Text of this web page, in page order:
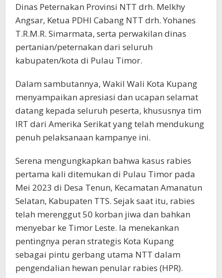
Dinas Peternakan Provinsi NTT drh. Melkhy
Angsar, Ketua PDHI Cabang NTT drh. Yohanes
T.R.M.R. Simarmata, serta perwakilan dinas
pertanian/peternakan dari seluruh
kabupaten/kota di Pulau Timor.
Dalam sambutannya, Wakil Wali Kota Kupang
menyampaikan apresiasi dan ucapan selamat
datang kepada seluruh peserta, khususnya tim
IRT dari Amerika Serikat yang telah mendukung
penuh pelaksanaan kampanye ini.
Serena mengungkapkan bahwa kasus rabies
pertama kali ditemukan di Pulau Timor pada
Mei 2023 di Desa Tenun, Kecamatan Amanatun
Selatan, Kabupaten TTS. Sejak saat itu, rabies
telah merenggut 50 korban jiwa dan bahkan
menyebar ke Timor Leste. Ia menekankan
pentingnya peran strategis Kota Kupang
sebagai pintu gerbang utama NTT dalam
pengendalian hewan penular rabies (HPR).